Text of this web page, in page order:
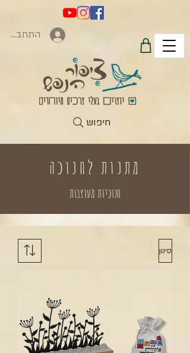
התחברות
חיפוש
מתנות לחנוכה
חנוכיות מעוצבות
סינון